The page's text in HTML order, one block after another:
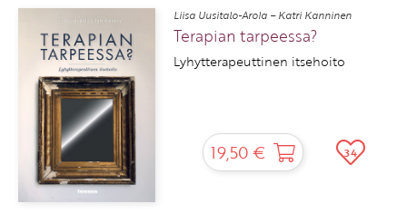
Liisa Uusitalo-Arola – Katri Kanninen
Terapian tarpeessa?
Lyhytterapeuttinen itsehoito
19,50 € 34